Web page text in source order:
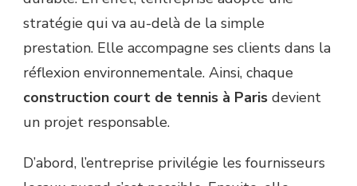
stratégie qui va au-delà de la simple
prestation. Elle accompagne ses clients dans la
réflexion environnementale. Ainsi, chaque
construction court de tennis à Paris devient
un projet responsable.
D’abord, l’entreprise privilégie les fournisseurs